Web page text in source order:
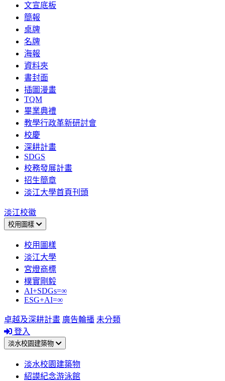
文宣底板
簡報
桌牌
名牌
海報
資料夾
書封面
插圖漫畫
TQM
畢業典禮
教學行政革新研討會
校慶
深耕計畫
SDGS
校務發展計畫
招生簡章
淡江大學首頁刊頭
淡江校徽
校用圖樣
校用圖樣
淡江大學
宮燈商標
樸實剛毅
AI+SDGs=∞
ESG+AI=∞
卓越及深耕計畫 廣告輪播 未分類
登入
淡水校園建築物
淡水校園建築物
紹謨紀念游泳館